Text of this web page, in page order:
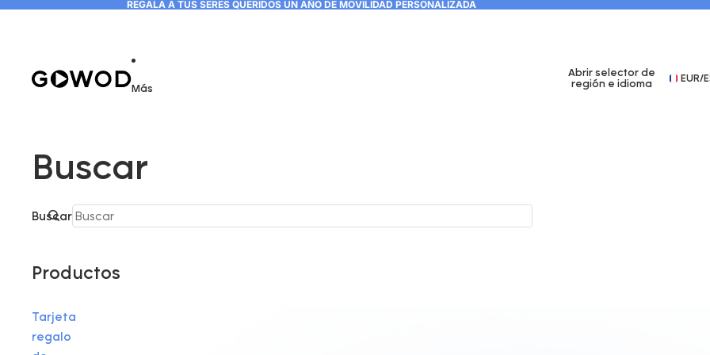
REGALA A TUS SERES QUERIDOS UN AÑO DE MOVILIDAD PERSONALIZADA
Más
Abrir selector de
región e idioma
EUR/
Buscar
Buscar
Productos
Tarjeta
regalo